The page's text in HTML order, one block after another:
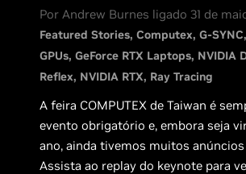
Por Andrew Burnes ligado 31 de
Featured Stories Computex G-SYNC
GPUs GeForce RTX Laptops NVIDIA
Reflex NVIDIA RTX Ray Tracing
A feira COMPUTEX de Taiwan é
evento obrigatório e, embora seja
ano, ainda tivemos muitos
Assista ao replay do keynote para